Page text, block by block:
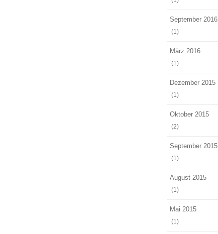
September 2016
(1)
März 2016
(1)
Dezember 2015
(1)
Oktober 2015
(2)
September 2015
(1)
August 2015
(1)
Mai 2015
(1)